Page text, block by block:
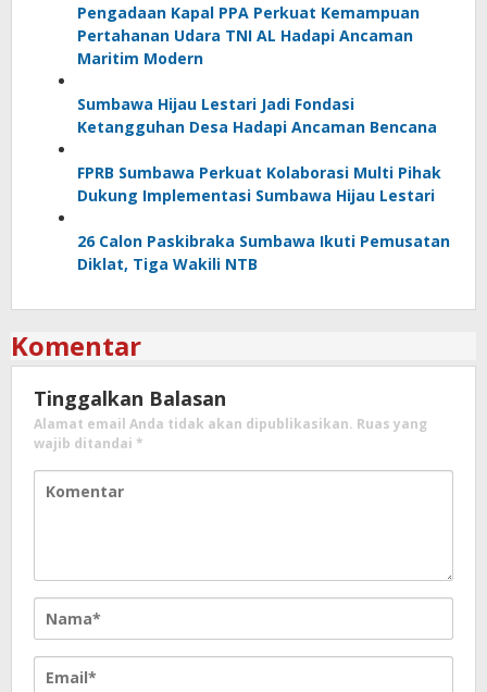
Pengadaan Kapal PPA Perkuat Kemampuan
Pertahanan Udara TNI AL Hadapi Ancaman
Maritim Modern
Sumbawa Hijau Lestari Jadi Fondasi
Ketangguhan Desa Hadapi Ancaman Bencana
FPRB Sumbawa Perkuat Kolaborasi Multi Pihak
Dukung Implementasi Sumbawa Hijau Lestari
26 Calon Paskibraka Sumbawa Ikuti Pemusatan
Diklat, Tiga Wakili NTB
Komentar
Tinggalkan Balasan
Alamat email Anda tidak akan dipublikasikan. Ruas yang
wajib ditandai *